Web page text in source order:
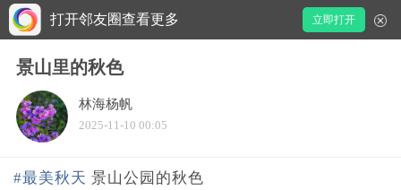
打开邻友圈查看更多 立即打开
景山里的秋色
林海杨帆
2025-11-10 00:05
#最美秋天 景山公园的秋色